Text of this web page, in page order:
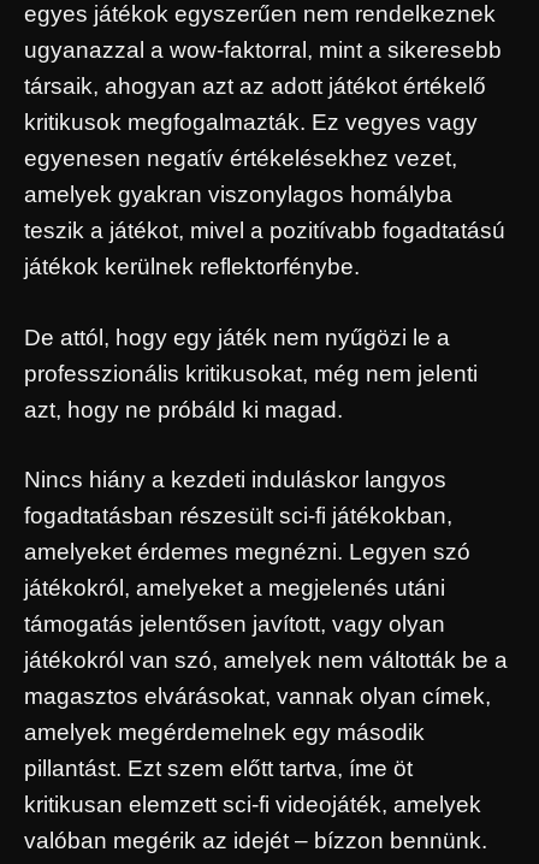
egyes játékok egyszerűen nem rendelkeznek
ugyanazzal a wow-faktorral, mint a sikeresebb
társaik, ahogyan azt az adott játékot értékelő
kritikusok megfogalmazták. Ez vegyes vagy
egyenesen negatív értékelésekhez vezet,
amelyek gyakran viszonylagos homályba
teszik a játékot, mivel a pozitívabb fogadtatású
játékok kerülnek reflektorfénybe.
De attól, hogy egy játék nem nyűgözi le a
professzionális kritikusokat, még nem jelenti
azt, hogy ne próbáld ki magad.
Nincs hiány a kezdeti induláskor langyos
fogadtatásban részesült sci-fi játékokban,
amelyeket érdemes megnézni. Legyen szó
játékokról, amelyeket a megjelenés utáni
támogatás jelentősen javított, vagy olyan
játékokról van szó, amelyek nem váltották be a
magasztos elvárásokat, vannak olyan címek,
amelyek megérdemelnek egy második
pillantást. Ezt szem előtt tartva, íme öt
kritikusan elemzett sci-fi videojáték, amelyek
valóban megérik az idejét – bízzon bennünk.